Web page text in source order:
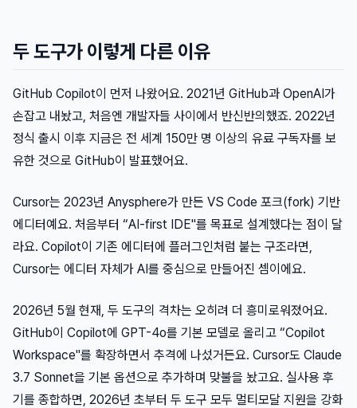
두 도구가 이렇게 다른 이유
GitHub Copilot이 먼저 나왔어요. 2021년 GitHub과 OpenAI가
손잡고 내놨고, 처음엔 개발자들 사이에서 반신반의했죠. 2022년
정식 출시 이후 지금은 전 세계 150만 명 이상의 유료 구독자를 보
유한 것으로 GitHub이 발표했어요.
Cursor는 2023년 Anysphere가 만든 VS Code 포크(fork) 기반
에디터예요. 처음부터 “AI-first IDE"를 목표로 설계했다는 점이 달
라요. Copilot이 기존 에디터에 플러그인처럼 붙는 구조라면,
Cursor는 에디터 자체가 AI를 중심으로 만들어진 셈이에요.
2026년 5월 현재, 두 도구의 격차는 오히려 더 흥미로워졌어요.
GitHub이 Copilot에 GPT-4o를 기본 모델로 올리고 “Copilot
Workspace"를 확장하면서 추격에 나섰거든요. Cursor도 Claude
3.7 Sonnet을 기본 옵션으로 추가하며 맞불을 놨고요. 실사용 후
기를 종합하면, 2026년 초부터 두 도구 모두 멀티모달 지원을 강화